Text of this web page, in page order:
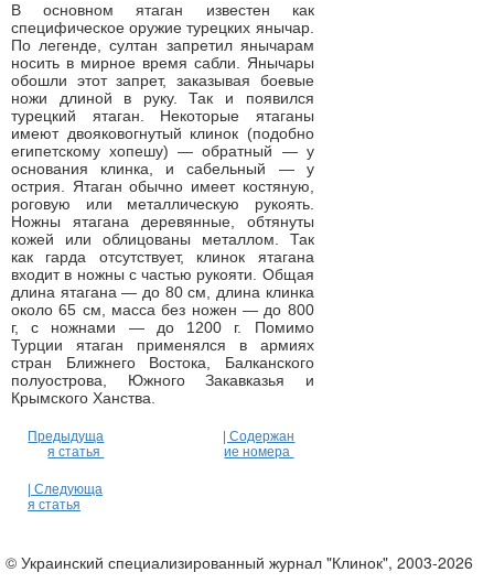
В основном ятаган известен как
специфическое оружие турецких янычар.
По легенде, султан запретил янычарам
носить в мирное время сабли. Янычары
обошли этот запрет, заказывая боевые
ножи длиной в руку. Так и появился
турецкий ятаган. Некоторые ятаганы
имеют двояковогнутый клинок (подобно
египетскому хопешу) — обратный — у
основания клинка, и сабельный — у
острия. Ятаган обычно имеет костяную,
роговую или металлическую рукоять.
Ножны ятагана деревянные, обтянуты
кожей или облицованы металлом. Так
как гарда отсутствует, клинок ятагана
входит в ножны с частью рукояти. Общая
длина ятагана — до 80 см, длина клинка
около 65 см, масса без ножен — до 800
г, с ножнами — до 1200 г. Помимо
Турции ятаган применялся в армиях
стран Ближнего Востока, Балканского
полуострова, Южного Закавказья и
Крымского Ханства.
Предыдуща
я статья
| Содержан
ие номера
| Следующа
я статья
© Украинский специализированный журнал "Клинок", 2003-2026